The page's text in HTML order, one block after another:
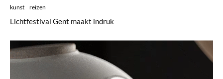
kunst reizen
Lichtfestival Gent maakt indruk